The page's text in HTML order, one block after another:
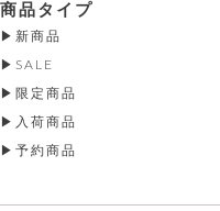
商品タイプ
新商品
SALE
限定商品
入荷商品
予約商品